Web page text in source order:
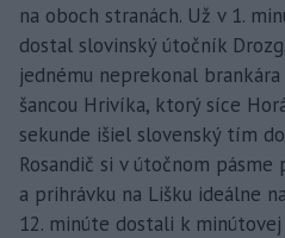
na oboch stranách. Už v 1.
dostal slovinský útočník
jednému neprekonal brankára
šancou Hrivíka, ktorý síce
sekunde išiel slovenský tím
Rosandič si v útočnom
a prihrávku na Lišku ideálne
12. minúte dostali k